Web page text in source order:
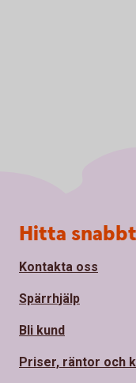
Sidfot
Hitta snabbt
Kontakta oss
Spärrhjälp
Bli kund
Priser, räntor och